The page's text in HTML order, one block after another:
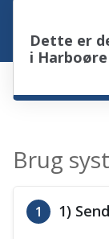
Dette er
i Harboøre
Brug
1 1)